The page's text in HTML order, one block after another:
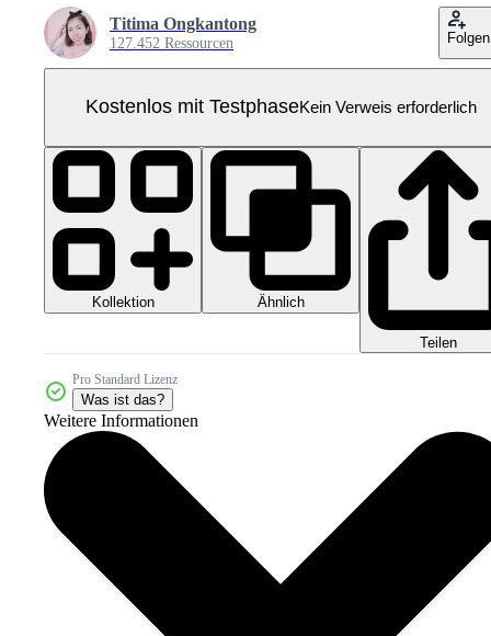
Titima Ongkantong
127.452 Ressourcen Folgen
Kostenlos mit TestphaseKein Verweis erforderlich
Kollektion Ähnlich
Teilen
Pro Standard Lizenz
Was ist das?
Weitere Informationen